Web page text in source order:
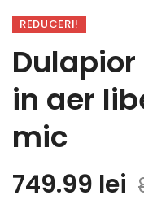
REDUCERI!
in aer
mic
749.99 lei